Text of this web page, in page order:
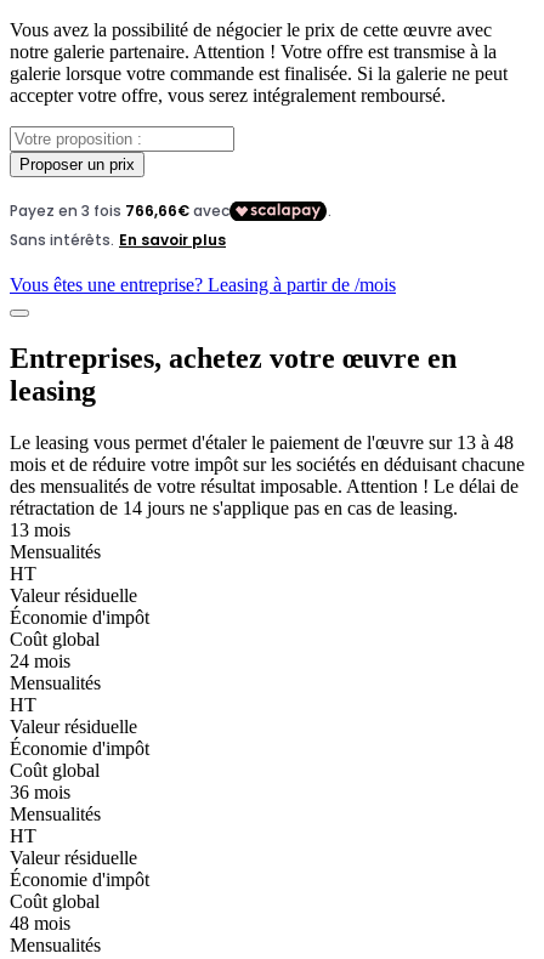
Vous avez la possibilité de négocier le prix de cette œuvre avec
notre galerie partenaire. Attention ! Votre offre est transmise à la
galerie lorsque votre commande est finalisée. Si la galerie ne peut
accepter votre offre, vous serez intégralement remboursé.
Proposer un prix
Vous êtes une entreprise? Leasing à partir de /mois
Entreprises, achetez votre œuvre en
leasing
Le leasing vous permet d'étaler le paiement de l'œuvre sur 13 à 48
mois et de réduire votre impôt sur les sociétés en déduisant chacune
des mensualités de votre résultat imposable. Attention ! Le délai de
rétractation de 14 jours ne s'applique pas en cas de leasing.
13 mois
Mensualités
HT
Valeur résiduelle
Économie d'impôt
Coût global
24 mois
Mensualités
HT
Valeur résiduelle
Économie d'impôt
Coût global
36 mois
Mensualités
HT
Valeur résiduelle
Économie d'impôt
Coût global
48 mois
Mensualités